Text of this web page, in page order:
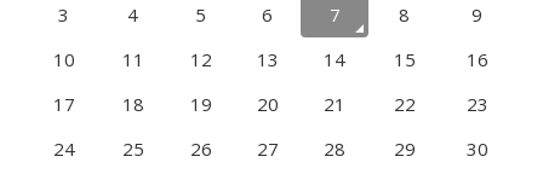
3
4 5 6 7 8
9
10
11 12 13 14 15
16
17
18 19 20 21 22
23
24
25 26 27 28 29
30